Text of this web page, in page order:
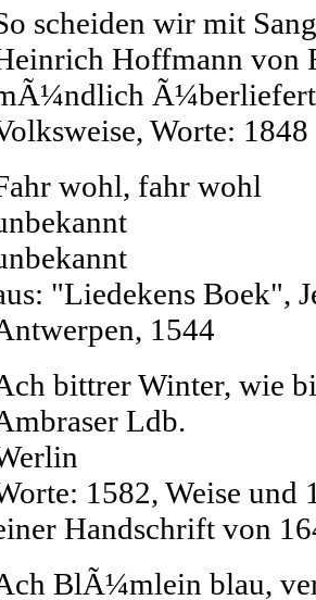
scheiden wir mit
Hoffmann von
Ã¼berliefert
Worte: 1848
wohl, fahr wohl
"Liedekens Boek",
1544
bittrer Winter, wie
Ldb.
1582, Weise und
Handschrift von
BlÃ¼mlein blau,